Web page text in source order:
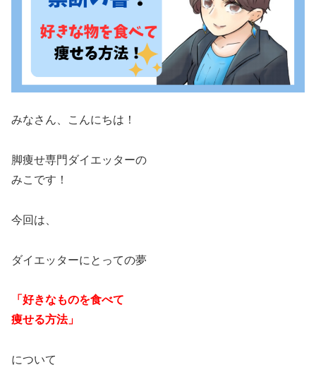
みなさん、こんにちは！
脚痩せ専門ダイエッターの
みこです！
今回は、
ダイエッターにとっての夢
「好きなものを食べて
痩せる方法」
について